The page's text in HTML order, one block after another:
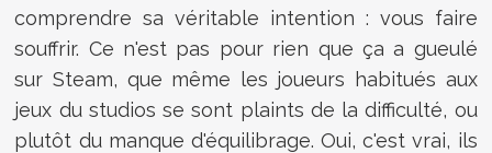
comprendre sa véritable intention : vous faire
souffrir. Ce n'est pas pour rien que ça a gueulé
sur Steam, que même les joueurs habitués aux
jeux du studios se sont plaints de la difficulté, ou
plutôt du manque d'équilibrage. Oui, c'est vrai, ils